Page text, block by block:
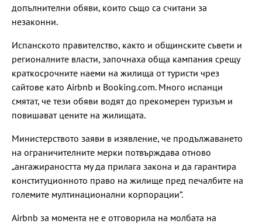
допълнителни обяви, които също са считани за
незаконни.
Испанското правителство, както и общинските съвети и
регионалните власти, започнаха обща кампания срещу
краткосрочните наеми на жилища от туристи чрез
сайтове като Airbnb и Booking.com. Много испанци
смятат, че тези обяви водят до прекомерен туризъм и
повишават цените на жилищата.
Министерството заяви в изявление, че продължаването
на ограничителните мерки потвърждава отново
„ангажираността му да прилага закона и да гарантира
конституционното право на жилище пред печалбите на
големите мултинационални корпорации“.
Airbnb за момента не е отговорила на молбата на